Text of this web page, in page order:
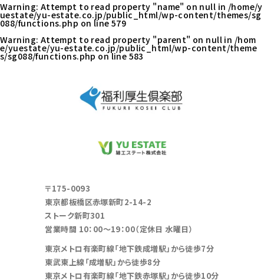
Warning: Attempt to read property "name" on null in /home/y
uestate/yu-estate.co.jp/public_html/wp-content/themes/sg
088/functions.php on line 579
Warning: Attempt to read property "parent" on null in /hom
e/yuestate/yu-estate.co.jp/public_html/wp-content/theme
s/sg088/functions.php on line 583
〒175-0093
東京都板橋区赤塚新町2-14-2
ストーク新町301
営業時間 10：00～19：00（定休日 水曜日）
東京メトロ有楽町線「地下鉄成増駅」から徒歩7分
東武東上線「成増駅」から徒歩8分
東京メトロ有楽町線「地下鉄赤塚駅」から徒歩10分